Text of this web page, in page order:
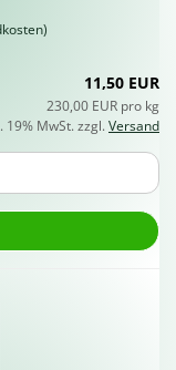
11,50 EUR
230,00 EUR pro kg
19% MwSt. zzgl.Versand